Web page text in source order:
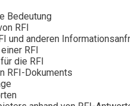
Bedeutung
RFI
und anderen
RFI
die RFI
RFI-Dokuments